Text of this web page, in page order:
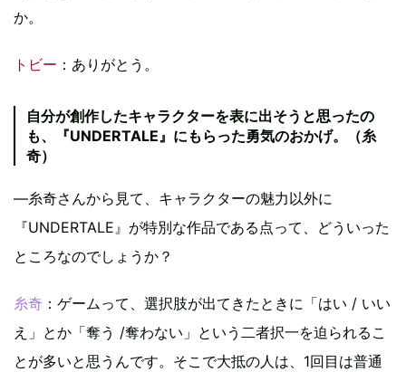
か。
トビー ：ありがとう。
自分が創作したキャラクターを表に出そうと思ったの
も、『UNDERTALE』にもらった勇気のおかげ。（糸
奇）
—糸奇さんから見て、キャラクターの魅力以外に
『UNDERTALE』が特別な作品である点って、どういった
ところなのでしょうか？
糸奇 ：ゲームって、選択肢が出てきたときに「はい / いい
え」とか「奪う /奪わない」という二者択一を迫られるこ
とが多いと思うんです。そこで大抵の人は、1回目は普通